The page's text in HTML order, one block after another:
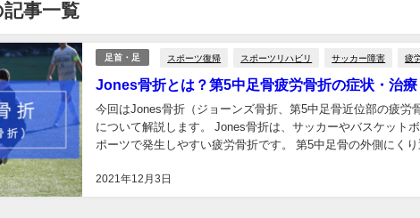
事一覧
足首・足 スポーツ復帰 スポーツリハビリ サッカー障害 疲
Jones骨折とは？第5中足骨疲労骨折の症状・治
2021年12月3日
今回はJones骨折（ジョーンズ骨折、第5中足骨近位部の疲労
について解説します。 Jones骨折は、サッカーやバスケット
ポーツで発生しやすい疲労骨折です。 第5中足骨の外側にく